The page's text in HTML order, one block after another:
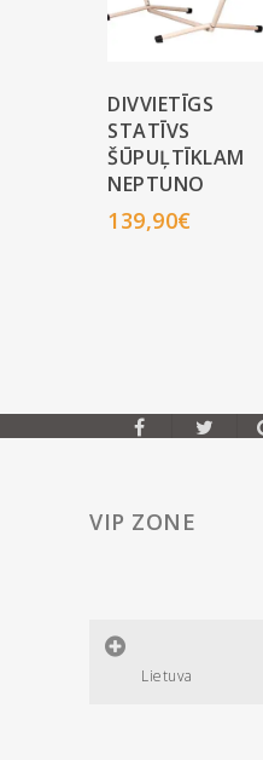
DIVVIETĪGS
STATĪVS
ŠŪPUĻTĪKLAM
NEPTUNO
139,90€
VIP ZONE
Lietuva